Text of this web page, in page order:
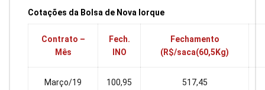
Cotações da Bolsa de Nova Iorque
Contrato –
Mês
Fech.
INO
Fechamento
(R$/saca(60,5Kg)
Março/19 100,95 517,45